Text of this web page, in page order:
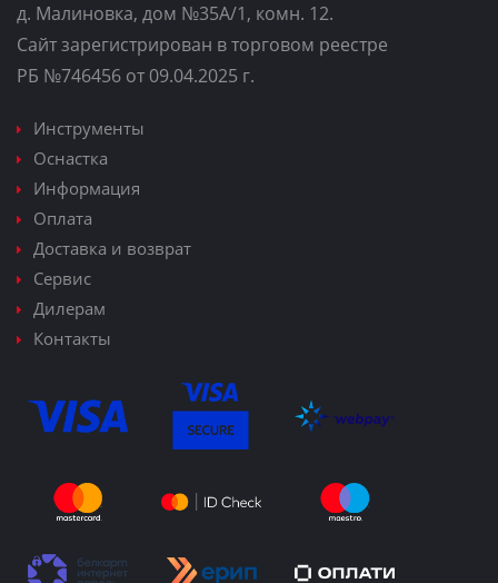
д. Малиновка, дом №35A/1, комн. 12.
Сайт зарегистрирован в торговом реестре
РБ №746456 от 09.04.2025 г.
Инструменты
Оснастка
Информация
Оплата
Доставка и возврат
Сервис
Дилерам
Контакты